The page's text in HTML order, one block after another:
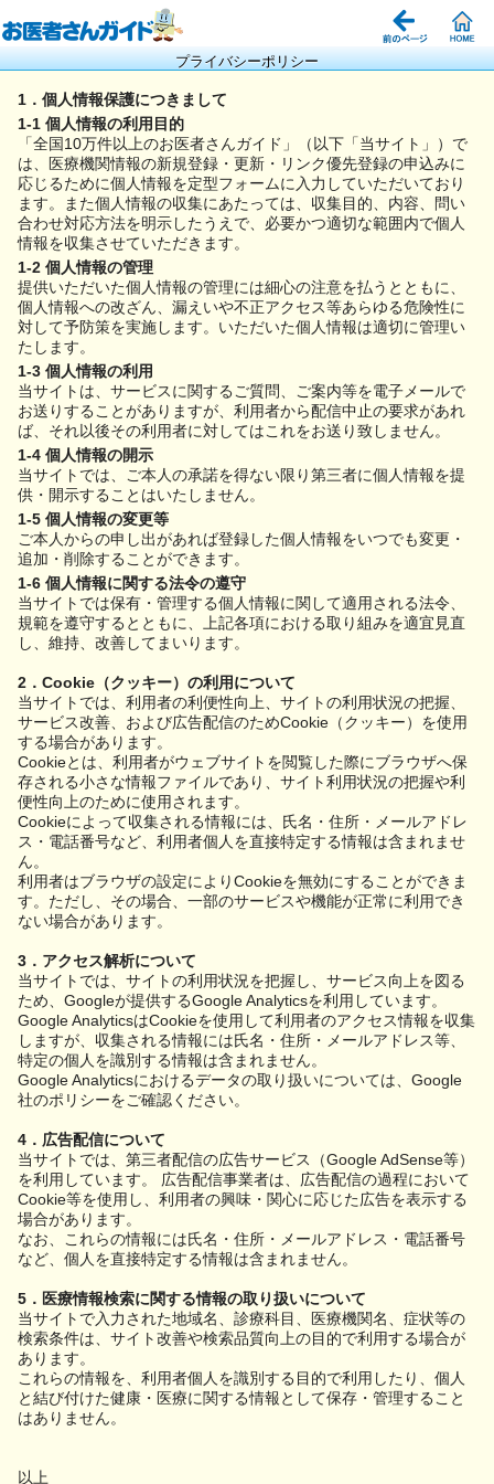
プライバシーポリシー
1．個人情報保護につきまして
1-1 個人情報の利用目的
「全国10万件以上のお医者さんガイド」（以下「当サイト」）で
は、医療機関情報の新規登録・更新・リンク優先登録の申込みに
応じるために個人情報を定型フォームに入力していただいており
ます。また個人情報の収集にあたっては、収集目的、内容、問い
合わせ対応方法を明示したうえで、必要かつ適切な範囲内で個人
情報を収集させていただきます。
1-2 個人情報の管理
提供いただいた個人情報の管理には細心の注意を払うとともに、
個人情報への改ざん、漏えいや不正アクセス等あらゆる危険性に
対して予防策を実施します。いただいた個人情報は適切に管理い
たします。
1-3 個人情報の利用
当サイトは、サービスに関するご質問、ご案内等を電子メールで
お送りすることがありますが、利用者から配信中止の要求があれ
ば、それ以後その利用者に対してはこれをお送り致しません。
1-4 個人情報の開示
当サイトでは、ご本人の承諾を得ない限り第三者に個人情報を提
供・開示することはいたしません。
1-5 個人情報の変更等
ご本人からの申し出があれば登録した個人情報をいつでも変更・
追加・削除することができます。
1-6 個人情報に関する法令の遵守
当サイトでは保有・管理する個人情報に関して適用される法令、
規範を遵守するとともに、上記各項における取り組みを適宜見直
し、維持、改善してまいります。
2．Cookie（クッキー）の利用について
当サイトでは、利用者の利便性向上、サイトの利用状況の把握、
サービス改善、および広告配信のためCookie（クッキー）を使用
する場合があります。
Cookieとは、利用者がウェブサイトを閲覧した際にブラウザへ保
存される小さな情報ファイルであり、サイト利用状況の把握や利
便性向上のために使用されます。
Cookieによって収集される情報には、氏名・住所・メールアドレ
ス・電話番号など、利用者個人を直接特定する情報は含まれませ
ん。
利用者はブラウザの設定によりCookieを無効にすることができま
す。ただし、その場合、一部のサービスや機能が正常に利用でき
ない場合があります。
3．アクセス解析について
当サイトでは、サイトの利用状況を把握し、サービス向上を図る
ため、Googleが提供するGoogle Analyticsを利用しています。
Google AnalyticsはCookieを使用して利用者のアクセス情報を収集
しますが、収集される情報には氏名・住所・メールアドレス等、
特定の個人を識別する情報は含まれません。
Google Analyticsにおけるデータの取り扱いについては、Google
社のポリシーをご確認ください。
4．広告配信について
当サイトでは、第三者配信の広告サービス（Google AdSense等）
を利用しています。 広告配信事業者は、広告配信の過程において
Cookie等を使用し、利用者の興味・関心に応じた広告を表示する
場合があります。
なお、これらの情報には氏名・住所・メールアドレス・電話番号
など、個人を直接特定する情報は含まれません。
5．医療情報検索に関する情報の取り扱いについて
当サイトで入力された地域名、診療科目、医療機関名、症状等の
検索条件は、サイト改善や検索品質向上の目的で利用する場合が
あります。
これらの情報を、利用者個人を識別する目的で利用したり、個人
と結び付けた健康・医療に関する情報として保存・管理すること
はありません。
以上